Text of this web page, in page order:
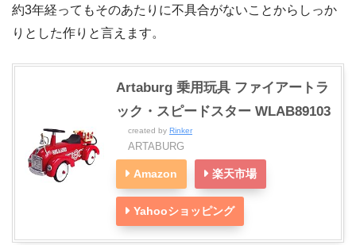
約3年経ってもそのあたりに不具合がないことからしっか
りとした作りと言えます。
Artaburg 乗用玩具 ファイアートラ
ック・スピードスター WLAB89103
created by Rinker
ARTABURG
Amazon 楽天市場
Yahooショッピング